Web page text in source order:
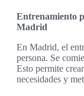
Entrenamiento
Madrid
En Madrid, el
persona. Se
Esto permite
necesidades y